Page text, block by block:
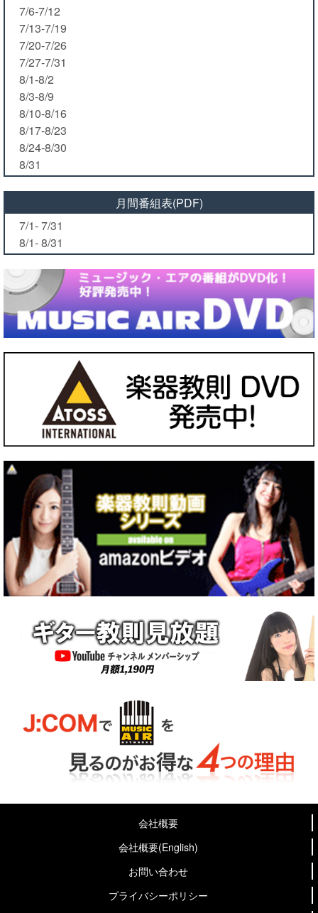
7/6-7/12
7/13-7/19
7/20-7/26
7/27-7/31
8/1-8/2
8/3-8/9
8/10-8/16
8/17-8/23
8/24-8/30
8/31
月間番組表(PDF)
7/1- 7/31
8/1- 8/31
会社概要
会社概要(English)
お問い合わせ
プライバシーポリシー